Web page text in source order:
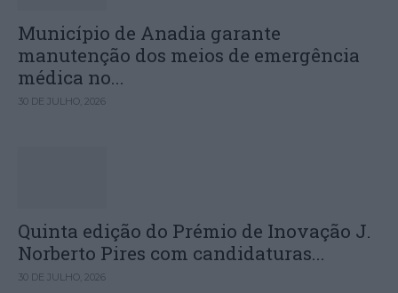
Município de Anadia garante
manutenção dos meios de emergência
médica no...
30 DE JULHO, 2026
Quinta edição do Prémio de Inovação J.
Norberto Pires com candidaturas...
30 DE JULHO, 2026